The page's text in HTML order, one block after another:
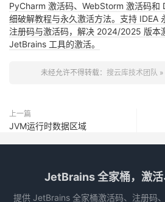
PyCharm 激活码、WebStorm 激活码和
细破解教程与永久激活方法。支持 IDEA
注册码与激活码，解决 2024/2025 版本
JetBrains 工具的激活。
未经允许不得转载： 搜云库技术团队 »
上一篇
JVM运行时数据区域
JetBrains 全家桶，激
提供 JetBrains 全家桶激活码、注册码